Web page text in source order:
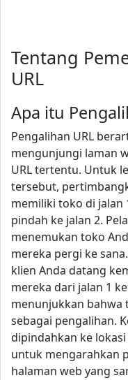
Tentang
URL
Apa itu
Pengalihan URL
mengunjungi laman
URL tertentu. Untuk
tersebut,
memiliki toko di jalan
pindah ke jalan 2.
menemukan toko
mereka pergi ke
klien Anda datang
mereka dari jalan 1
menunjukkan bahwa
sebagai pengalihan.
dipindahkan ke
untuk mengarahkan
halaman web yang